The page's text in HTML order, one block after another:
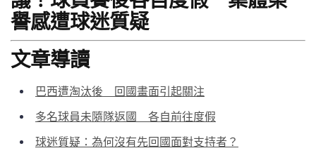
譽感遭球迷質疑
文章導讀
巴西遭淘汰後 回國畫面引起關注
多名球員未隨隊返國 各自前往度假
球迷質疑：為何沒有先回國面對支持者？